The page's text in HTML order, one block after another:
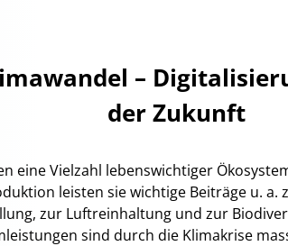
–
der Zukunft
eine Vielzahl lebenswichtiger
leisten sie wichtige Beiträge u. a.
zur Luftreinhaltung und zur
sind durch die Klimakrise